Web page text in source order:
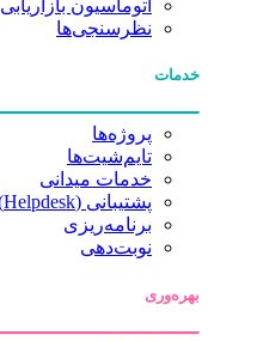
اتوماسیون بازاریابی
نظرسنجی‌ها
خدمات
پروژه‌ها
تایم‌شیت‌ها
خدمات میدانی
پشتیبانی (Helpdesk)
برنامه‌ریزی
نوبت‌دهی
بهره‌وری